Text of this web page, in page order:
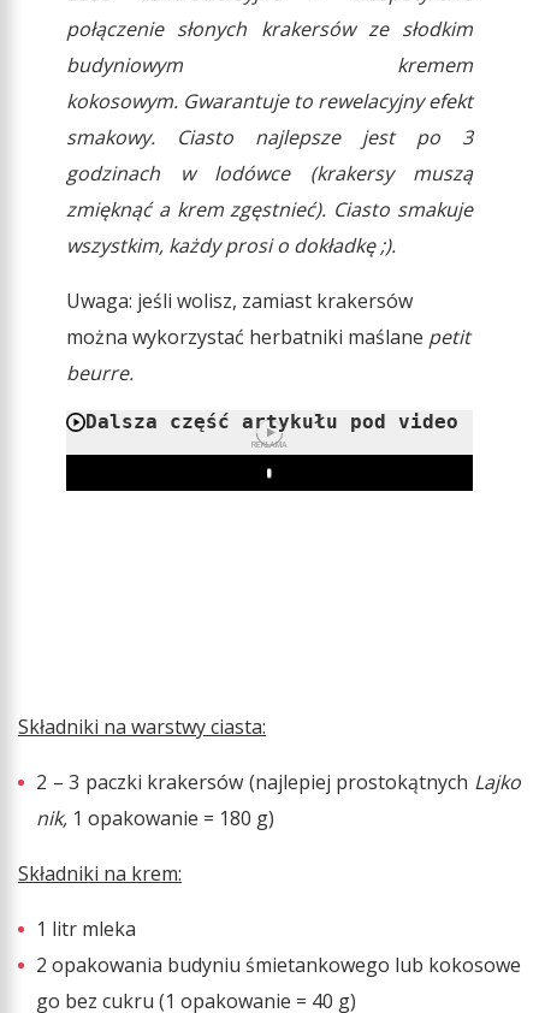
połączenie słonych krakersów ze słodkim
budyniowym kremem
kokosowym. Gwarantuje to rewelacyjny efekt
smakowy. Ciasto najlepsze jest po 3
godzinach w lodówce (krakersy muszą
zmięknąć a krem zgęstnieć). Ciasto smakuje
wszystkim, każdy prosi o dokładkę ;).
Uwaga: jeśli wolisz, zamiast krakersów
można wykorzystać herbatniki maślane petit
beurre.
Dalsza część artykułu pod video
REKLAMA
Play
Składniki na warstwy ciasta:
2 – 3 paczki krakersów (najlepiej prostokątnych Lajko
nik, 1 opakowanie = 180 g)
Składniki na krem:
1 litr mleka
2 opakowania budyniu śmietankowego lub kokosowe
go bez cukru (1 opakowanie = 40 g)